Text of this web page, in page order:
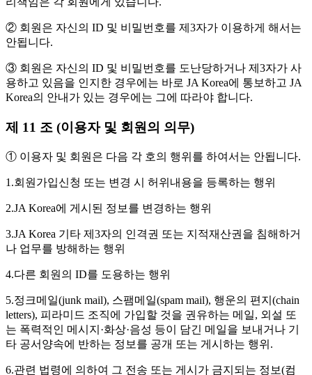
② 회원은 자신의 ID 및 비밀번호를 제3자가 이용하게 해서는
안됩니다.
③ 회원은 자신의 ID 및 비밀번호를 도난당하거나 제3자가 사
용하고 있음을 인지한 경우에는 바로 JA Korea에 통보하고 JA
Korea의 안내가 있는 경우에는 그에 따라야 합니다.
제 11 조 (이용자 및 회원의 의무)
① 이용자 및 회원은 다음 각 호의 행위를 하여서는 안됩니다.
1.회원가입신청 또는 변경 시 허위내용을 등록하는 행위
2.JA Korea에 게시된 정보를 변경하는 행위
3.JA Korea 기타 제3자의 인격권 또는 지적재산권을 침해하거
나 업무를 방해하는 행위
4.다른 회원의 ID를 도용하는 행위
5.정크메일(junk mail), 스팸메일(spam mail), 행운의 편지(chain
letters), 피라미드 조직에 가입할 것을 권유하는 메일, 외설 또
는 폭력적인 메시지·화상·음성 등이 담긴 메일을 보내거나 기
타 공서양속에 반하는 정보를 공개 또는 게시하는 행위.
6.관련 법령에 의하여 그 전송 또는 게시가 금지되는 정보(컴